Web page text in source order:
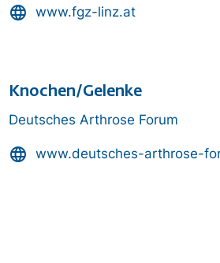
language www.fgz-linz.at
Knochen/Gelenke
Deutsches Arthrose Forum
language www.deutsches-arthrose-